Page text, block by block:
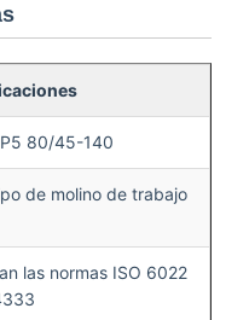
80/45-140
de molino de trabajo
las normas ISO 6022